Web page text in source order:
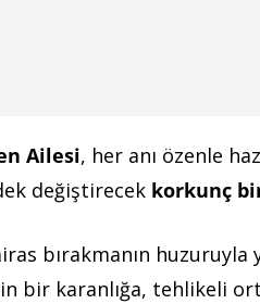
Ailesi, her anı özenle
değiştirecek korkunç
bırakmanın
bir karanlığa, tehlikeli